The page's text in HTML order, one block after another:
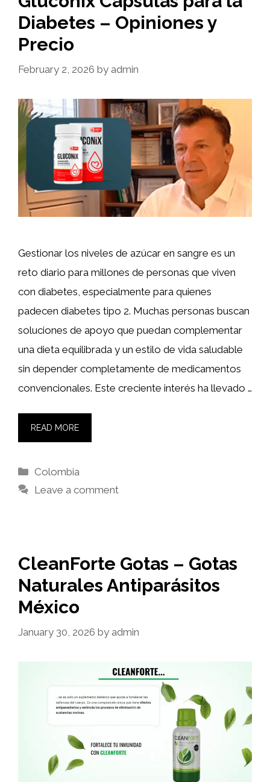
Diabetes – Opiniones y
Precio
February 2, 2026 by admin
Gestionar los niveles de azúcar en sangre es un
reto diario para millones de personas que viven
con diabetes, especialmente para quienes
padecen diabetes tipo 2. Muchas personas buscan
soluciones de apoyo que puedan complementar
una dieta equilibrada y un estilo de vida saludable
sin depender completamente de medicamentos
convencionales. Este creciente interés ha llevado …
READ MORE
Categories
Colombia
Leave a comment
CleanForte Gotas – Gotas
Naturales Antiparásitos
México
January 30, 2026 by admin